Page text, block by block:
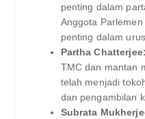
penting dalam
Anggota
penting dalam
Partha Chatterjee:
TMC dan mantan
telah menjadi
dan pengambilan
Subrata